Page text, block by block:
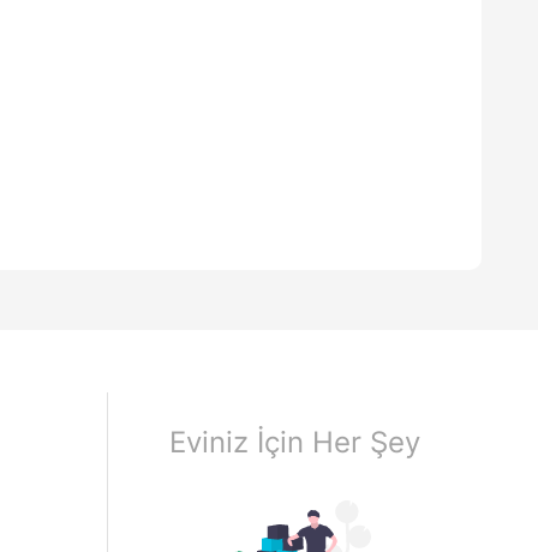
Eviniz İçin Her Şey